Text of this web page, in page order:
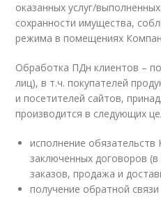
оказанных услуг/
сохранности имущества,
режима в помещениях
Обработка ПДн клиентов –
лиц), в т.ч. покупателей
и посетителей сайтов,
производится в следующих
исполнение
заключенных договоров
заказов, продажа и
получение обратной